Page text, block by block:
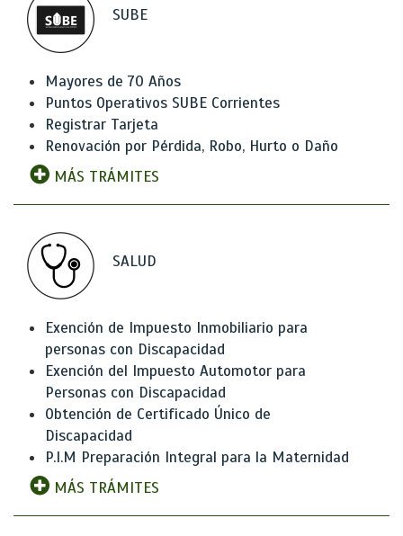
SUBE
Mayores de 70 Años
Puntos Operativos SUBE Corrientes
Registrar Tarjeta
Renovación por Pérdida, Robo, Hurto o Daño
MÁS TRÁMITES
SALUD
Exención de Impuesto Inmobiliario para
personas con Discapacidad
Exención del Impuesto Automotor para
Personas con Discapacidad
Obtención de Certificado Único de
Discapacidad
P.I.M Preparación Integral para la Maternidad
MÁS TRÁMITES